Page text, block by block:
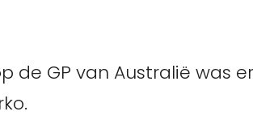
de GP van Australië was